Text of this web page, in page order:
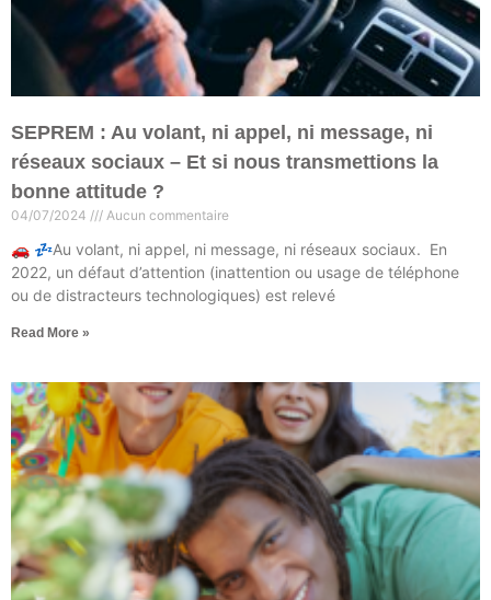
SEPREM : Au volant, ni appel, ni message, ni
réseaux sociaux – Et si nous transmettions la
bonne attitude ?
04/07/2024 Aucun commentaire
🚗 💤Au volant, ni appel, ni message, ni réseaux sociaux. En
2022, un défaut d’attention (inattention ou usage de téléphone
ou de distracteurs technologiques) est relevé
Read More »